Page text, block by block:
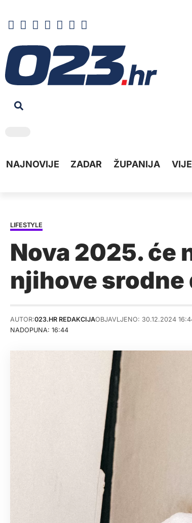
NAJNOVIJE ZADAR ŽUPANIJA
LIFESTYLE
Nova 2025. će
njihove srodne
NADOPUNA: 16:44
AUTOR:023.HR REDAKCIJAOBJAVLJENO: 30.12.2024